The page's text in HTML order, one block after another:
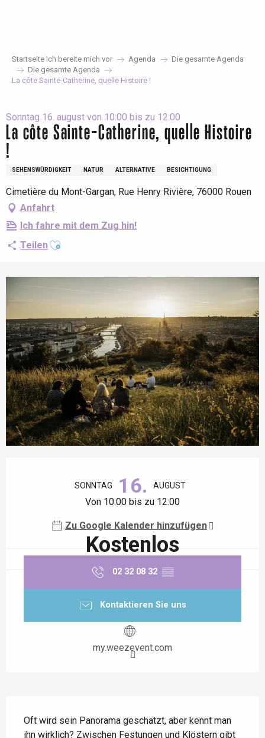
Startseite Ich bereite mich vor Agenda
Die gesamte Agenda
Die gesamte Agenda
La côte Sainte-Catherine, quelle Histoire !
Sonntag 16. august von 10:00 bis zu 12:00
La côte Sainte-Catherine, quelle Histoire
!
SEHENSWÜRDIGKEIT NATUR ALTERNATIVE BESICHTIGUNG
Cimetière du Mont-Gargan, Rue Henry Rivière, 76000 Rouen
Anfahrt
Ich fahre mit dem Zug hin!
TeilenAjouter aux favoris
SONNTAG 16. AUGUST
Von 10:00 bis zu 12:00
Zu Google Kalender hinzufügen
Kostenlos
02 32 08 32 ▒▒
Kontaktieren Sie uns
my.weezevent.com
Oft wird sein Panorama geschätzt, aber kennt man
ihn wirklich? Zwischen Festungen und Klöstern gibt